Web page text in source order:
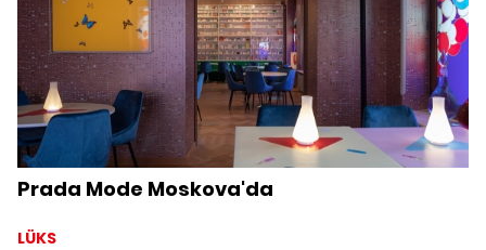
Prada Mode Moskova'da
LÜKS